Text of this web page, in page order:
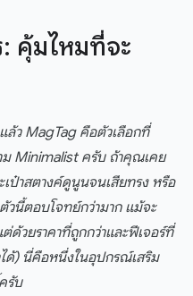
คุ้มไหมที่จะ
ล้ว MagTag คือตัวเลือกที่
Minimalist ครับ ถ้าคุณเคย
ป๋าสตางค์ดูนูนจนเสียทรง หรือ
วนี้ตอบโจทย์กว่ามาก แม้จะ
ด้วยราคาที่ถูกกว่าและฟีเจอร์ที่
ด้) นี่คือหนึ่งในอุปกรณ์เสริม
รับ